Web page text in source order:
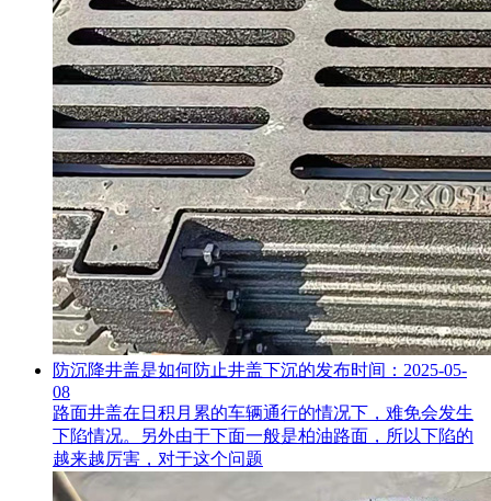
防沉降井盖是如何防止井盖下沉的发布时间：2025-05-
08
路面井盖在日积月累的车辆通行的情况下，难免会发生
下陷情况。另外由于下面一般是柏油路面，所以下陷的
越来越厉害，对于这个问题